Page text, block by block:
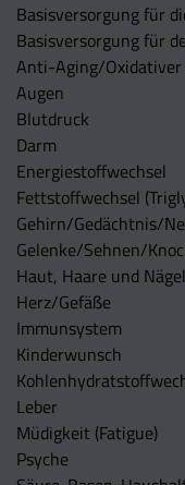
Basisversorgung für
Basisversorgung für
Anti-Aging/
Augen
Blutdruck
Darm
Energiestoffwechsel
Fettstoffwechsel
Gehirn/Gedächtnis/
Gelenke/Sehnen/
Haut, Haare und Nägel
Herz/Gefäße
Immunsystem
Kinderwunsch
Leber
Müdigkeit (Fatigue)
Psyche